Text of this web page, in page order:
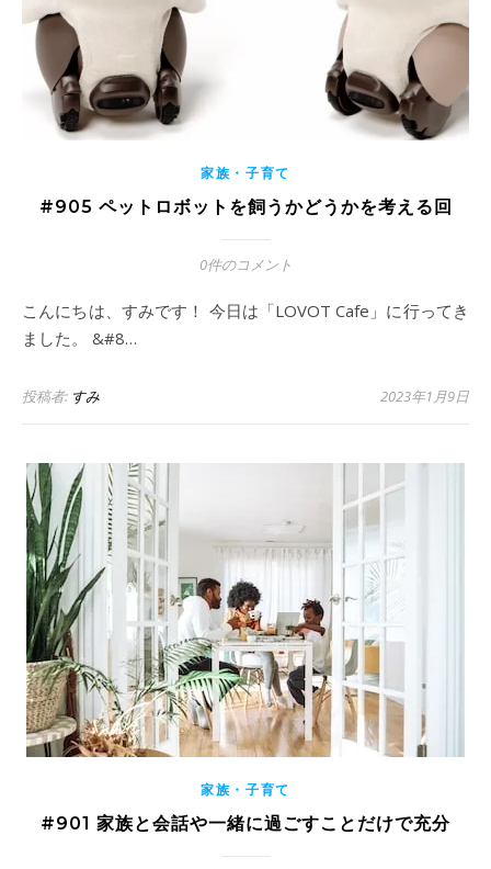
家族・子育て
#905 ペットロボットを飼うかどうかを考える回
0件のコメント
こんにちは、すみです！ 今日は「LOVOT Cafe」に行ってき
ました。 &#8…
投稿者: すみ 2023年1月9日
家族・子育て
#901 家族と会話や一緒に過ごすことだけで充分